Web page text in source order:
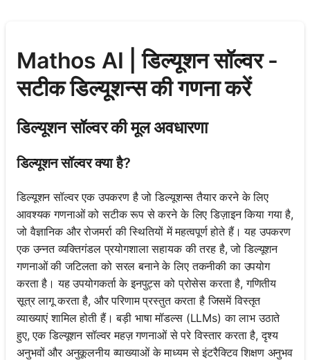
Mathos AI | डिल्यूशन सॉल्वर -
सटीक डिल्यूशन्स की गणना करें
डिल्यूशन सॉल्वर की मूल अवधारणा
डिल्यूशन सॉल्वर क्या है?
डिल्यूशन सॉल्वर एक उपकरण है जो डिल्यूशन्स तैयार करने के लिए
आवश्यक गणनाओं को सटीक रूप से करने के लिए डिज़ाइन किया गया है,
जो वैज्ञानिक और रोजमर्रा की स्थितियों में महत्वपूर्ण होते हैं। यह उपकरण
एक उन्नत व्यक्तिगंडल प्रयोगशाला सहायक की तरह है, जो डिल्यूशन
गणनाओं की जटिलता को सरल बनाने के लिए तकनीकी का उपयोग
करता है। यह उपयोगकर्ता के इनपुट्स को प्रोसेस करता है, गणितीय
सूत्र लागू करता है, और परिणाम प्रस्तुत करता है जिसमें विस्तृत
व्याख्याएं शामिल होती हैं। बड़ी भाषा मॉडल्स (LLMs) का लाभ उठाते
हुए, एक डिल्यूशन सॉल्वर महज़ गणनाओं से परे विस्तार करता है, दृश्य
अनुभवों और अनुकूलनीय व्याख्याओं के माध्यम से इंटरैक्टिव शिक्षण अनुभव